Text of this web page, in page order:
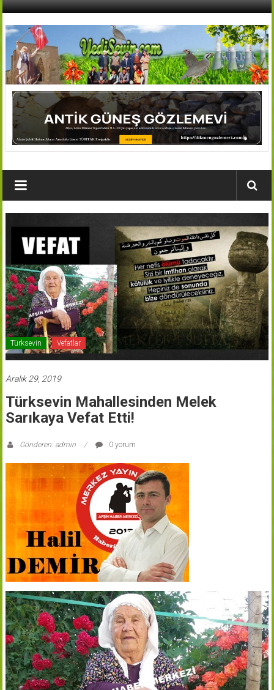
İçeriğe
AFŞİN
YEDİSEVİN
HABER
Köyleri
Haber
Portalı
Türksevin Vefatlar
Aralık 29, 2019
Türksevin Mahallesinden Melek
Sarıkaya Vefat Etti!
Gönderen: admin 0 yorum